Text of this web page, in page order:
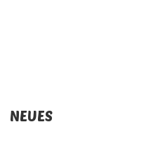
NEUES